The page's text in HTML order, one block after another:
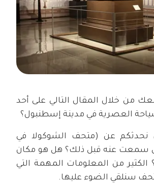
من خلال المقال التالي على أحد
العصرية في مدينة إسطنبول؟
أن نحدثكم عن (متحف الشوكولا في
سمعت عنه قبل ذلك؟ هل هو مكان
الكثير من المعلومات المهمة التي
سنلقي الضوء عليها.